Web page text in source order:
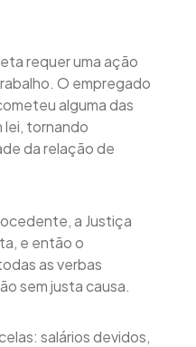
requer uma ação
O empregado
alguma das
lei, tornando
da relação de
a Justiça
e então o
as verbas
sem justa causa.
salários devidos,